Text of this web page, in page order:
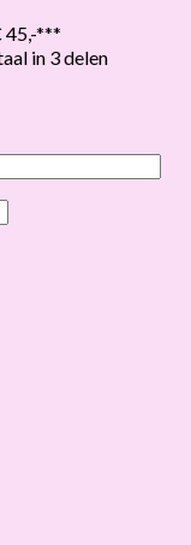
45,-***
in 3 delen